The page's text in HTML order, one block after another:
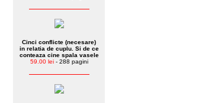
Cinci conflicte (necesare)
in relatia de cuplu. Si de ce
conteaza cine spala vasele
59.00 lei- 288 pagini